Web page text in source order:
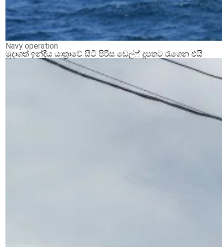
Navy operation
මුදාගත් ඉන්දීය යාත්‍රාවේ සිටි පිරිස ඩෙල්ෆ් දූපතට රැගෙන එයි